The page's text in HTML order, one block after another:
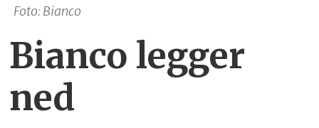
Foto: Bianco
Bianco legger
ned